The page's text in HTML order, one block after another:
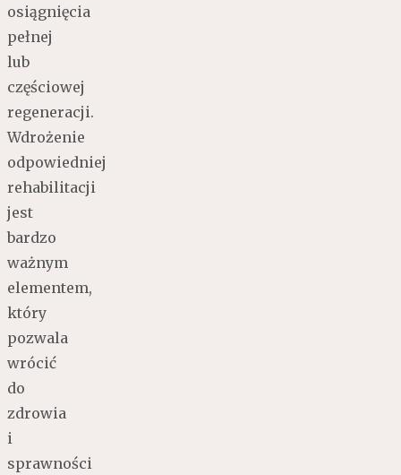
osiągnięcia
pełnej
lub
częściowej
regeneracji.
Wdrożenie
odpowiedniej
rehabilitacji
jest
bardzo
ważnym
elementem,
który
pozwala
wrócić
do
zdrowia
i
sprawności